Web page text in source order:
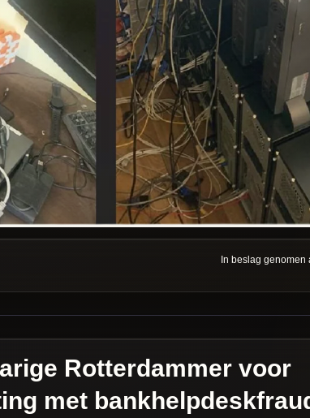
In beslag genomen
Rotterdammer voor
met